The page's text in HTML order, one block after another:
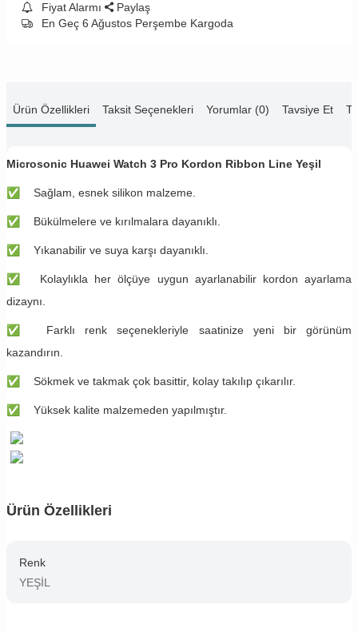
Fiyat Alarmı
Paylaş
En Geç 6 Ağustos Perşembe Kargoda
Ürün Özellikleri Taksit Seçenekleri Yorumlar (0) Tavsiye Et
Microsonic Huawei Watch 3 Pro Kordon Ribbon Line Yeşil
✅ Sağlam, esnek silikon malzeme.
✅ Bükülmelere ve kırılmalara dayanıklı.
✅ Yıkanabilir ve suya karşı dayanıklı.
✅ Kolaylıkla her ölçüye uygun ayarlanabilir kordon ayarlama
dizaynı.
✅ Farklı renk seçenekleriyle saatinize yeni bir görünüm
kazandırın.
✅ Sökmek ve takmak çok basittir, kolay takılıp çıkarılır.
✅ Yüksek kalite malzemeden yapılmıştır.
Ürün Özellikleri
Renk
YEŞİL